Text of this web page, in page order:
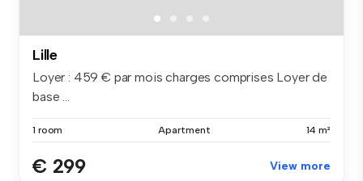
Lille
Loyer : 459 € par mois charges comprises Loyer de
base ...
1 room Apartment 14 m²
€ 299 View more